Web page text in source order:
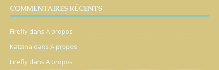
COMMENTAIRES RÉCENTS
Firefly dans A propos
Katzina dans A propos
Firefly dans A propos